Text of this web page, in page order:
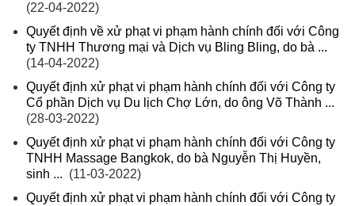
(22-04-2022)
Quyết định về xử phạt vi phạm hành chính đối với Công
ty TNHH Thương mại và Dịch vụ Bling Bling, do bà ...
(14-04-2022)
Quyết định xử phạt vi phạm hành chính đối với Công ty
Cổ phần Dịch vụ Du lịch Chợ Lớn, do ông Võ Thành ...
(28-03-2022)
Quyết định xử phạt vi phạm hành chính đối với Công ty
TNHH Massage Bangkok, do bà Nguyễn Thị Huyền,
sinh ... (11-03-2022)
Quyết định xử phạt vi phạm hành chính đối với Công ty